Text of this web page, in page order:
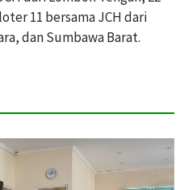
11 bersama JCH dari
dan Sumbawa Barat.